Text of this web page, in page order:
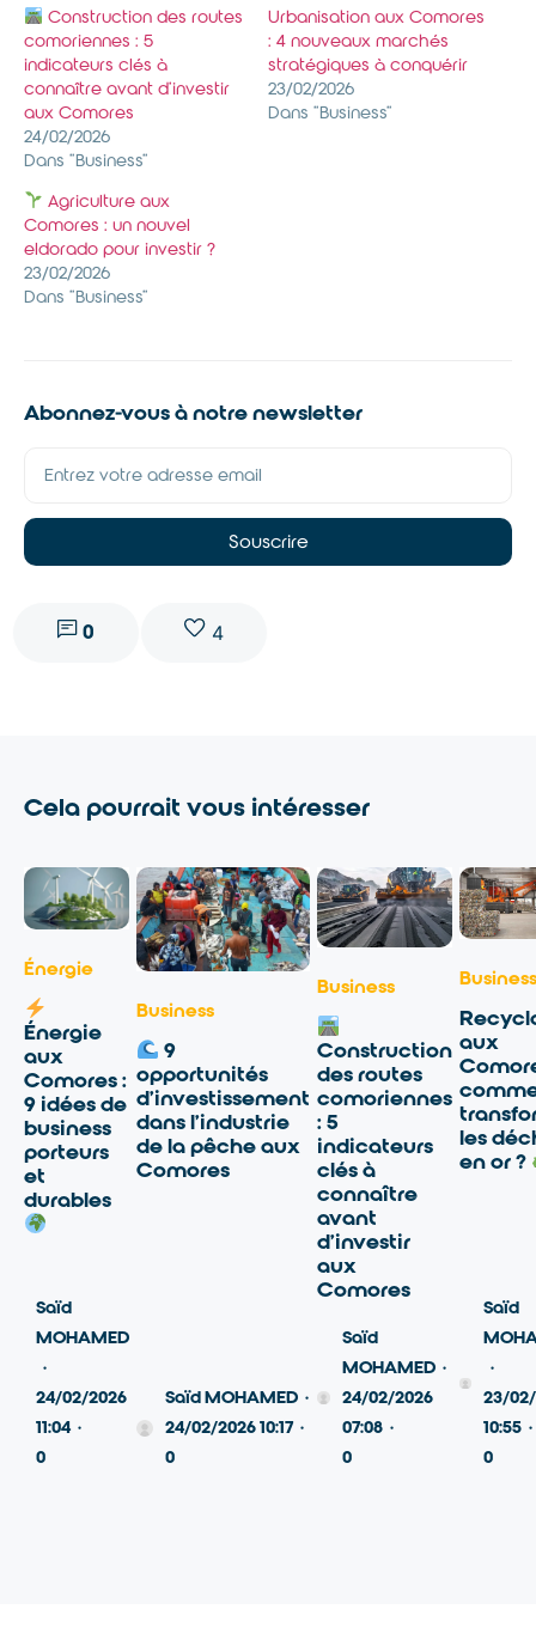
Abonnez-vous à notre newsletter
Souscrire
Construction des routes
comoriennes : 5
indicateurs clés à
connaître avant d’investir
aux Comores
24/02/2026
Dans "Business"
Urbanisation aux Comores
: 4 nouveaux marchés
stratégiques à conquérir
23/02/2026
Dans "Business"
Agriculture aux
Comores : un nouvel
eldorado pour investir ?
23/02/2026
Dans "Business"
0 4
Cela pourrait vous intéresser
Énergie
Énergie
aux
Comores :
9 idées de
business
porteurs
et
durables
Saïd
MOHAMED
·
24/02/2026
11:04 ·
0
Business
9
opportunités
d’investissement
dans l’industrie
de la pêche aux
Comores
Saïd MOHAMED ·
24/02/2026 10:17 ·
0
Business
Construction
des routes
comoriennes
: 5
indicateurs
clés à
connaître
avant
d’investir
aux
Comores
Saïd
MOHAMED ·
24/02/2026
07:08 ·
0
Business
aux
les
en or ?
Saïd
·
23/
10:55 ·
0